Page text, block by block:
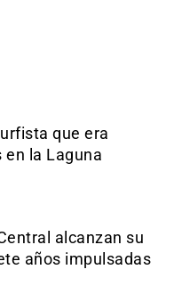
que era
en la Laguna
alcanzan su
años impulsadas